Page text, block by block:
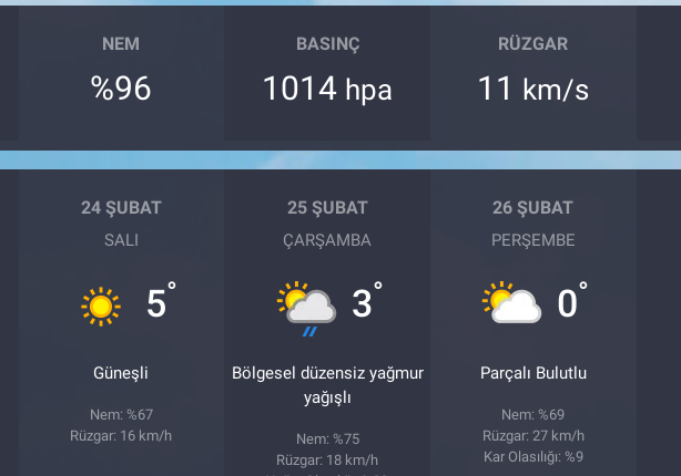
NEM
%96
BASINÇ
1014 hpa
RÜZGAR
11 km/s
24 ŞUBAT
SALI
5°
Güneşli
Nem: %67
Rüzgar: 16 km/h
25 ŞUBAT
ÇARŞAMBA
3°
Bölgesel düzensiz yağmur
yağışlı
Nem: %75
Rüzgar: 18 km/h
26 ŞUBAT
PERŞEMBE
0°
Parçalı Bulutlu
Nem: %69
Rüzgar: 27 km/h
Kar Olasılığı: %9